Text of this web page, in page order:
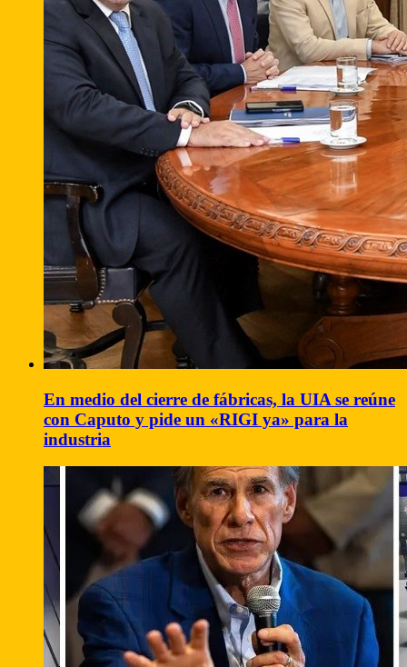
En medio del cierre de fábricas, la UIA se reúne
con Caputo y pide un «RIGI ya» para la
industria